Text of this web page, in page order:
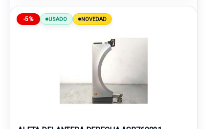
-5% USADO NOVEDAD